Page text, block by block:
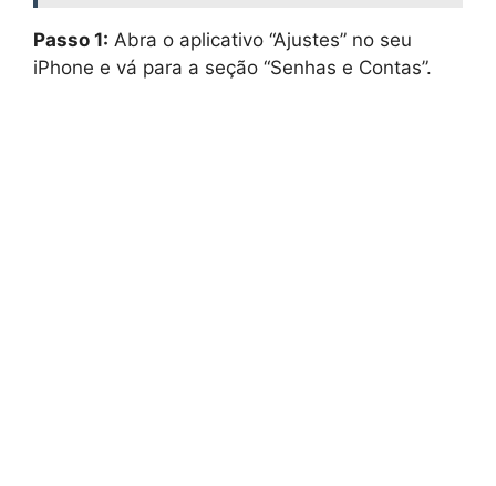
Passo 1: Abra o aplicativo “Ajustes” no seu
iPhone e vá para a seção “Senhas e Contas”.